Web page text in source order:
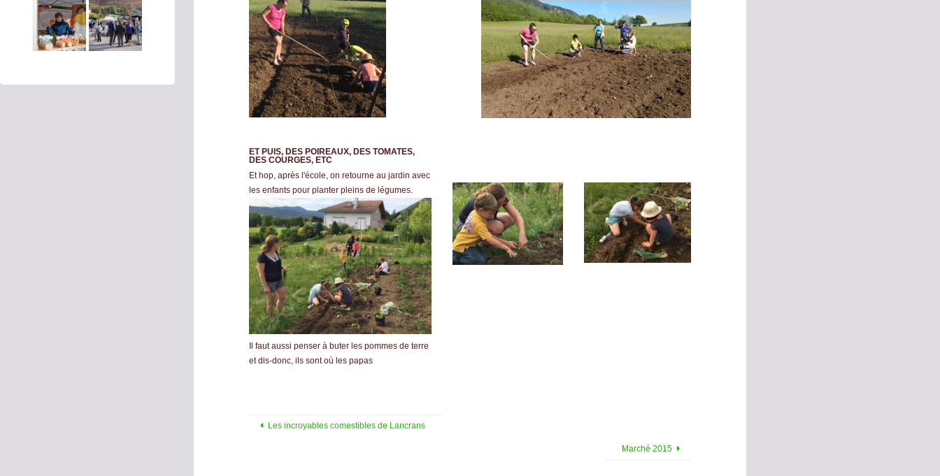
ET PUIS, DES POIREAUX, DES TOMATES,
DES COURGES, ETC
Et hop, après l'école, on retourne au jardin avec
les enfants pour planter pleins de légumes.
Il faut aussi penser à buter les pommes de terre
et dis-donc, ils sont où les papas
Les incroyables comestibles de Lancrans
Marché 2015